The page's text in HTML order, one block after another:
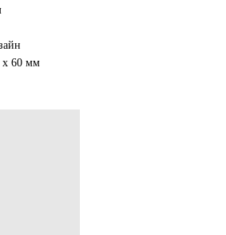
х 60 мм